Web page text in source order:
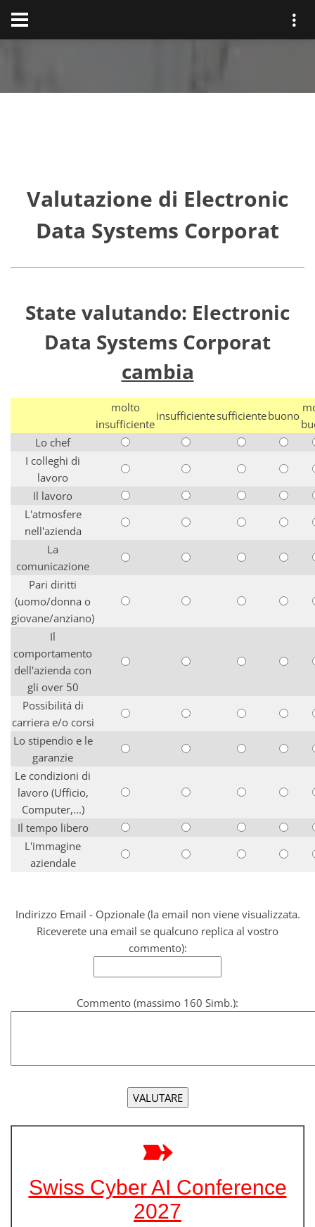
Valutazione di Electronic
Data Systems Corporat
State valutando: Electronic
Data Systems Corporat
cambia
molto
insufficiente
insufficientesufficientebuono
Lo chef
I colleghi di
lavoro
Il lavoro
L'atmosfere
nell'azienda
La
comunicazione
Pari diritti
(uomo/donna o
giovane/anziano)
Il
comportamento
dell'azienda con
gli over 50
Possibilitá di
carriera e/o corsi
Lo stipendio e le
garanzie
Le condizioni di
lavoro (Ufficio,
Computer,...)
Il tempo libero
L'immagine
aziendale
Indirizzo Email - Opzionale (la email non viene visualizzata.
Riceverete una email se qualcuno replica al vostro
commento):
Commento (massimo 160 Simb.):